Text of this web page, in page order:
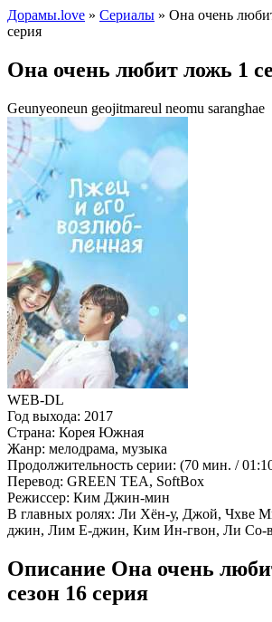
Дорамы.love » Сериалы » Она очень
серия
Она очень любит ложь 1
Geunyeoneun geojitmareul neomu saranghae
WEB-DL
Год выхода: 2017
Страна: Корея Южная
Жанр: мелодрама, музыка
Продолжительность серии: (70 мин. /
Перевод: GREEN TEA, SoftBox
Режиссер: Ким Джин-мин
В главных ролях: Ли Хён-у, Джой, Чхве
джин, Лим Е-джин, Ким Ин-гвон, Ли Со-
Описание Она очень
сезон 16 серия